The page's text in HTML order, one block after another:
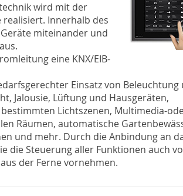
wird mit der
realisiert. Innerhalb des
miteinander und
eine KNX/EIB-
Einsatz von Beleuchtung
Jalousie, Lüftung und Hausgeräten,
Lichtszenen, Multimedia-
Räumen, automatische
und mehr. Durch die Anbindung an
die Steuerung aller Funktionen auch
der Ferne vornehmen.